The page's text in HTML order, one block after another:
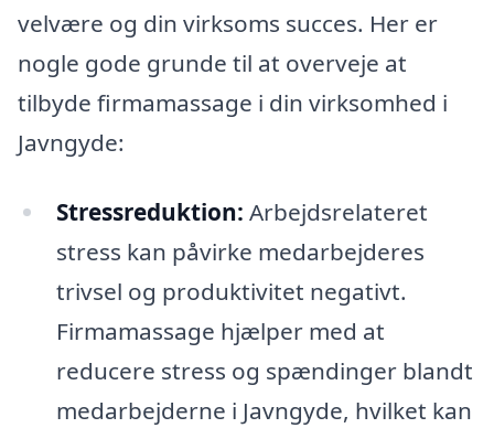
velvære og din virksoms succes. Her er
nogle gode grunde til at overveje at
tilbyde firmamassage i din virksomhed i
Javngyde:
Stressreduktion: Arbejdsrelateret
stress kan påvirke medarbejderes
trivsel og produktivitet negativt.
Firmamassage hjælper med at
reducere stress og spændinger blandt
medarbejderne i Javngyde, hvilket kan